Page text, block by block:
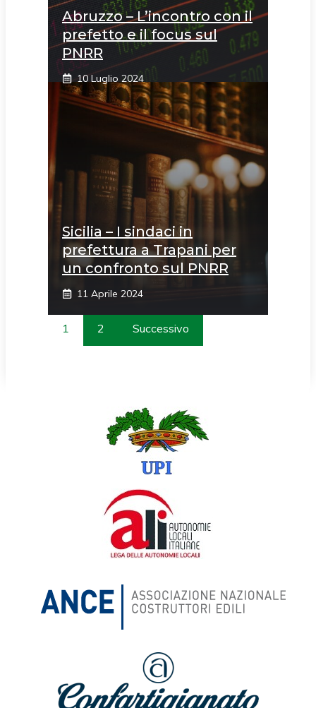
Abruzzo – L’incontro con il
prefetto e il focus sul
PNRR
10 Luglio 2024
Sicilia – I sindaci in
prefettura a Trapani per
un confronto sul PNRR
11 Aprile 2024
1 2 Successivo